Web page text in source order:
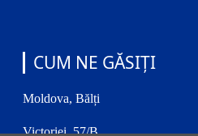
CUM NE GĂSIȚI
Moldova, Bălți
Victoriei, 57/B